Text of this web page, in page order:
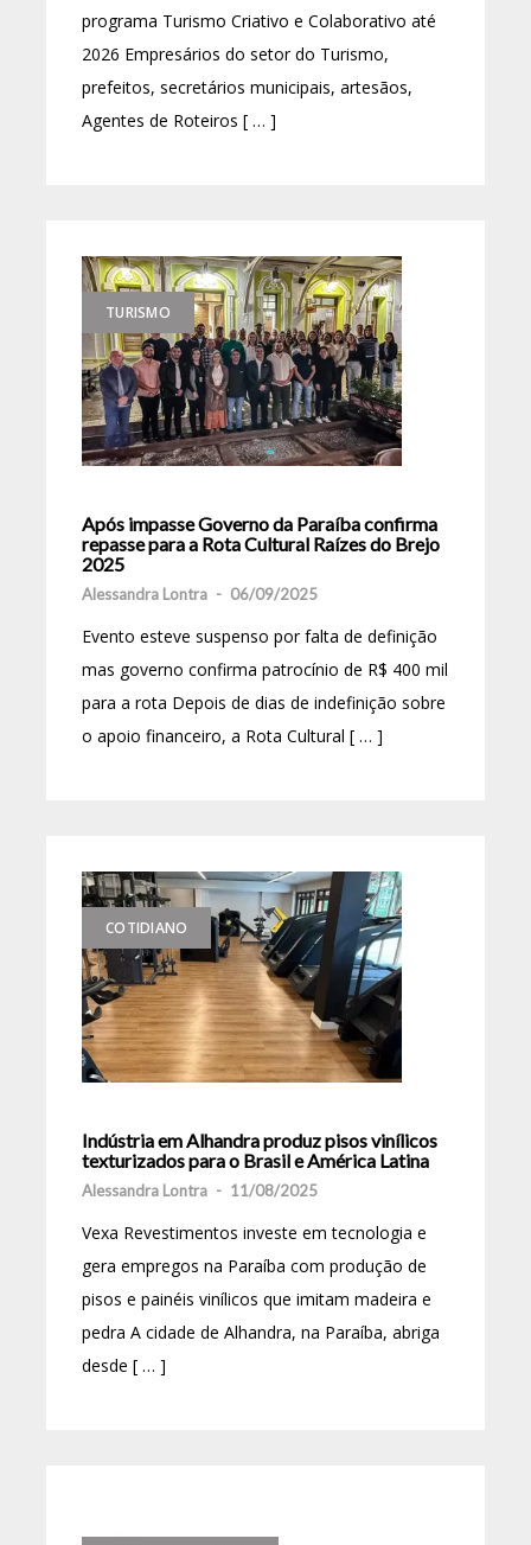
programa Turismo Criativo e Colaborativo até
2026 Empresários do setor do Turismo,
prefeitos, secretários municipais, artesãos,
Agentes de Roteiros [ … ]
TURISMO
Após impasse Governo da Paraíba confirma
repasse para a Rota Cultural Raízes do Brejo
2025
Alessandra Lontra - 06/09/2025
Evento esteve suspenso por falta de definição
mas governo confirma patrocínio de R$ 400 mil
para a rota Depois de dias de indefinição sobre
o apoio financeiro, a Rota Cultural [ … ]
COTIDIANO
Indústria em Alhandra produz pisos vinílicos
texturizados para o Brasil e América Latina
Alessandra Lontra - 11/08/2025
Vexa Revestimentos investe em tecnologia e
gera empregos na Paraíba com produção de
pisos e painéis vinílicos que imitam madeira e
pedra A cidade de Alhandra, na Paraíba, abriga
desde [ … ]